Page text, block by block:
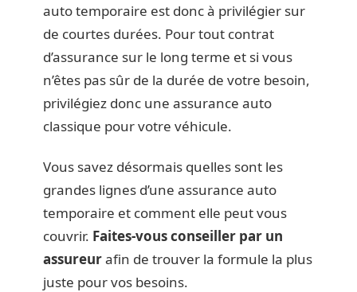
auto temporaire est donc à privilégier sur
de courtes durées. Pour tout contrat
d’assurance sur le long terme et si vous
n’êtes pas sûr de la durée de votre besoin,
privilégiez donc une assurance auto
classique pour votre véhicule.
Vous savez désormais quelles sont les
grandes lignes d’une assurance auto
temporaire et comment elle peut vous
couvrir. Faites-vous conseiller par un
assureurafin de trouver la formule la plus
juste pour vos besoins.